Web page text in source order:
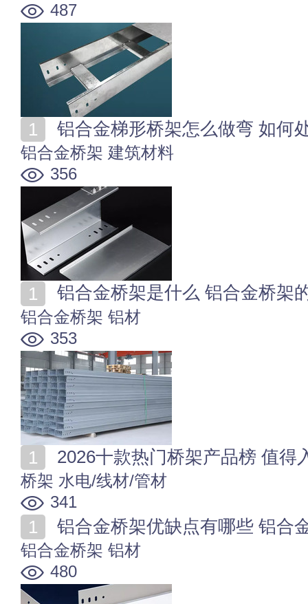
487
铝合金梯形桥架怎么做弯 如何
铝合金桥架 建筑材料
356
铝合金桥架是什么 铝合金桥架
铝合金桥架 铝材
353
2026十款热门桥架产品榜 值得
桥架 水电/线材/管材
341
铝合金桥架优缺点有哪些 铝合
铝合金桥架 铝材
480